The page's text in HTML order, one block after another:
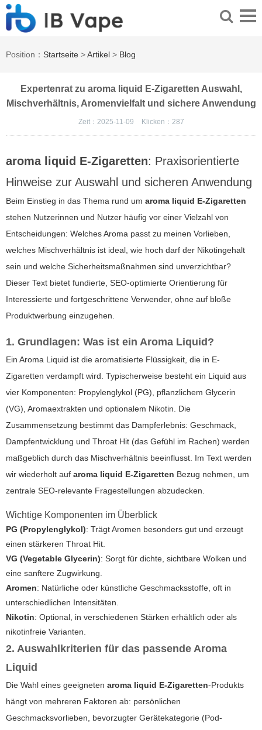
Position： Startseite >Artikel > Blog
Expertenrat zu aroma liquid E-Zigaretten Auswahl,
Mischverhältnis, Aromenvielfalt und sichere Anwendung
Zeit：2025-11-09 Klicken： 287
aroma liquid E-Zigaretten: Praxisorientierte
Hinweise zur Auswahl und sicheren Anwendung
Beim Einstieg in das Thema rund um aroma liquid E-Zigaretten
stehen Nutzerinnen und Nutzer häufig vor einer Vielzahl von
Entscheidungen: Welches Aroma passt zu meinen Vorlieben,
welches Mischverhältnis ist ideal, wie hoch darf der Nikotingehalt
sein und welche Sicherheitsmaßnahmen sind unverzichtbar?
Dieser Text bietet fundierte, SEO-optimierte Orientierung für
Interessierte und fortgeschrittene Verwender, ohne auf bloße
Produktwerbung einzugehen.
1. Grundlagen: Was ist ein Aroma Liquid?
Ein Aroma Liquid ist die aromatisierte Flüssigkeit, die in E-
Zigaretten verdampft wird. Typischerweise besteht ein Liquid aus
vier Komponenten: Propylenglykol (PG), pflanzlichem Glycerin
(VG), Aromaextrakten und optionalem Nikotin. Die
Zusammensetzung bestimmt das Dampferlebnis: Geschmack,
Dampfentwicklung und Throat Hit (das Gefühl im Rachen) werden
maßgeblich durch das Mischverhältnis beeinflusst. Im Text werden
wir wiederholt auf aroma liquid E-Zigaretten Bezug nehmen, um
zentrale SEO-relevante Fragestellungen abzudecken.
Wichtige Komponenten im Überblick
PG (Propylenglykol): Trägt Aromen besonders gut und erzeugt
einen stärkeren Throat Hit.
VG (Vegetable Glycerin): Sorgt für dichte, sichtbare Wolken und
eine sanftere Zugwirkung.
Aromen: Natürliche oder künstliche Geschmacksstoffe, oft in
unterschiedlichen Intensitäten.
Nikotin: Optional, in verschiedenen Stärken erhältlich oder als
nikotinfreie Varianten.
2. Auswahlkriterien für das passende Aroma
Liquid
Die Wahl eines geeigneten aroma liquid E-Zigaretten-Produkts
hängt von mehreren Faktoren ab: persönlichen
Geschmacksvorlieben, bevorzugter Gerätekategorie (Pod-